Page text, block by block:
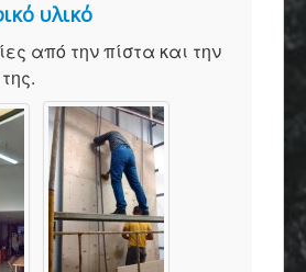
υλικό
από την πίστα και την